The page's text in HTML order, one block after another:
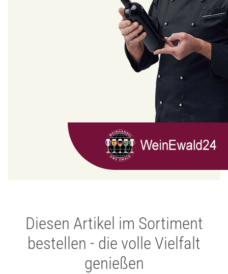
Diesen Artikel im Sortiment
bestellen - die volle Vielfalt
genießen